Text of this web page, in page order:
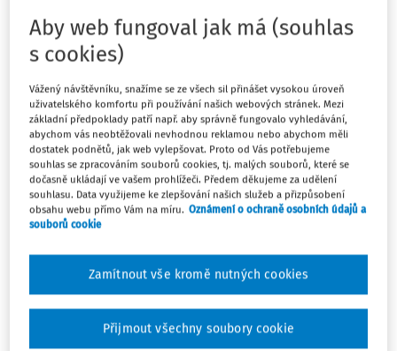
v organizaci. Špatně navržené zařízení nebo operace,
špatné systémy a špatné pracovní podmínky mohou
hodnoty organizace, týkající se bezpečné práce, jsou
důležitými faktory, které ovlivňují jejich přístup k práci, a
nakonec i jejich zdravotní stav a bezpečný výkon.
Organizační odolnost je schopnost organizace uspět v
dnešním dynamickém a propojeném světě. Organizace
přijímá nejlepší praktiky k zajištění jejího neustálého
jakoukoliv organizaci a musí se stát její nedílnou součástí.
Organizační odolnost umožňuje vedení přijmout jistou
míru měřitelného rizika a rychle reagovat na případné
hrozby a nadcházející příležitosti.
Aby web fungoval jak má (souhlas
s cookies)
Vážený návštěvníku, snažíme se ze všech sil přinášet vysokou úroveň
uživatelského komfortu při používání našich webových stránek. Mezi
základní předpoklady patří např. aby správně fungovalo vyhledávání,
abychom vás neobtěžovali nevhodnou reklamou nebo abychom měli
dostatek podnětů, jak web vylepšovat. Proto od Vás potřebujeme
souhlas se zpracováním souborů cookies, tj. malých souborů, které se
dočasně ukládají ve vašem prohlížeči. Předem děkujeme za udělení
souhlasu. Data využijeme ke zlepšování našich služeb a přizpůsobení
obsahu webu přímo Vám na míru. Oznámení o ochraně osobních údajů a
souborů cookie
Zamítnout vše kromě nutných cookies
Přijmout všechny soubory cookie